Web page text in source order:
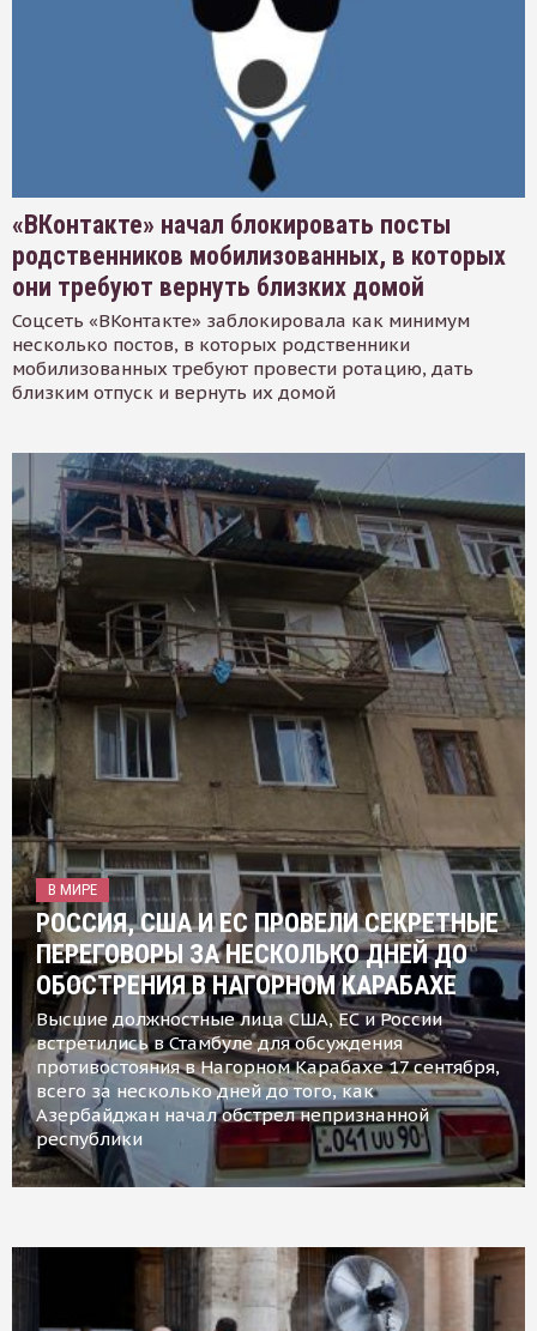
«ВКонтакте» начал блокировать посты
родственников мобилизованных, в которых
они требуют вернуть близких домой
Соцсеть «ВКонтакте» заблокировала как минимум
несколько постов, в которых родственники
мобилизованных требуют провести ротацию, дать
близким отпуск и вернуть их домой
В МИРЕ
РОССИЯ, США И ЕС ПРОВЕЛИ СЕКРЕТНЫЕ
ПЕРЕГОВОРЫ ЗА НЕСКОЛЬКО ДНЕЙ ДО
ОБОСТРЕНИЯ В НАГОРНОМ КАРАБАХЕ
Высшие должностные лица США, ЕС и России
встретились в Стамбуле для обсуждения
противостояния в Нагорном Карабахе 17 сентября,
всего за несколько дней до того, как
Азербайджан начал обстрел непризнанной
республики